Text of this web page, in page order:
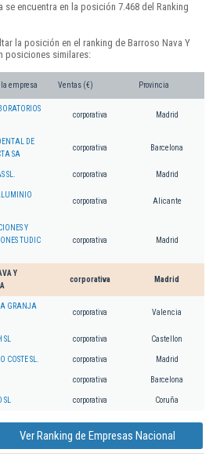
se encuentra en la posición 7.468 del Ranking
la posición en el ranking de Barroso Nava Y
posiciones similares:
la empresa Ventas (€) Provincia
corporativa Madrid
DE
SA
corporativa Barcelona
SL. corporativa Madrid
corporativa Alicante
Y
TUDIC
corporativa Madrid
Y
corporativa Madrid
GRANJA
corporativa Valencia
corporativa Castellon
COSTE SL. corporativa Madrid
corporativa Barcelona
corporativa Coruña
Ver Ranking de Empresas Nacional